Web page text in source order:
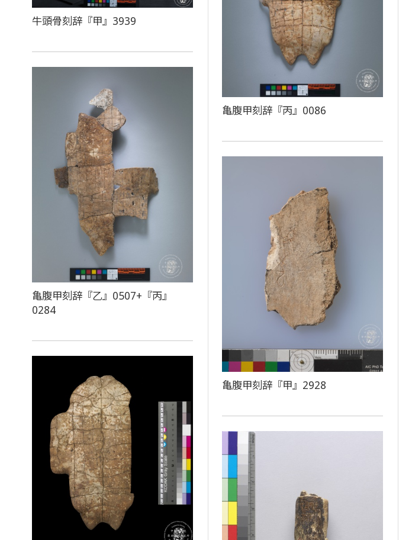
牛頭骨刻辞『甲』3939
亀腹甲刻辞『丙』0086
亀腹甲刻辞『乙』0507+『丙』
0284
亀腹甲刻辞『甲』2928